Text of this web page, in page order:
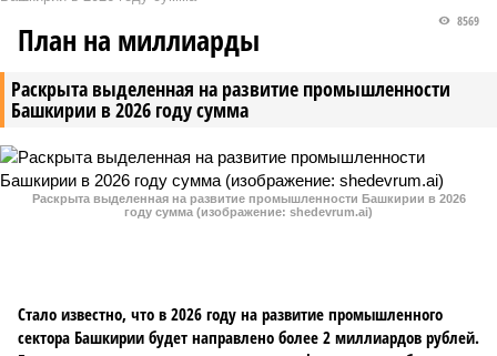
Раскрыта выделенная на развитие промышленности
Башкирии в 2026 году сумма
8569
План на миллиарды
Раскрыта выделенная на развитие промышленности Башкирии в 2026
году сумма (изображение: shedevrum.ai)
Стало известно, что в 2026 году на развитие промышленного
сектора Башкирии будет направлено более 2 миллиардов рублей.